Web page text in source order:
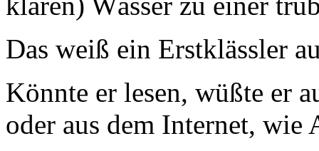
Das weiß ein Erstklässler
Könnte er lesen, wüßte er
oder aus dem Internet, wie